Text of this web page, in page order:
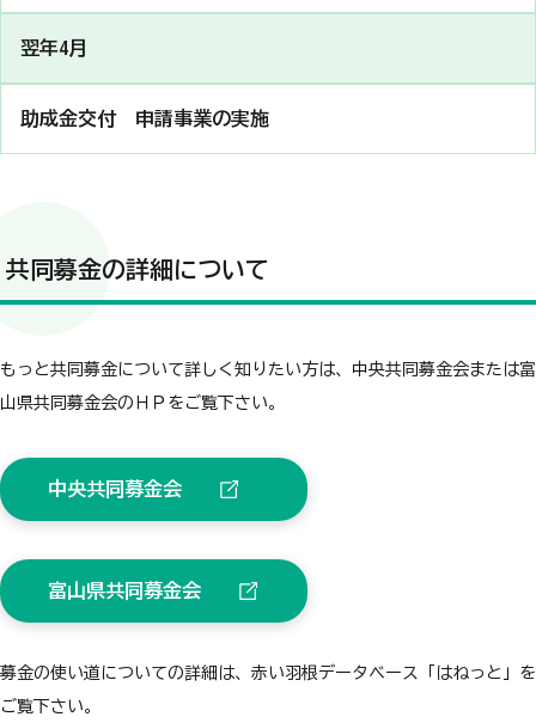
翌年4月
助成金交付 申請事業の実施
共同募金の詳細について
もっと共同募金について詳しく知りたい方は、中央共同募金会または富
山県共同募金会のＨＰをご覧下さい。
中央共同募金会
富山県共同募金会
募金の使い道についての詳細は、赤い羽根データベース「はねっと」を
ご覧下さい。